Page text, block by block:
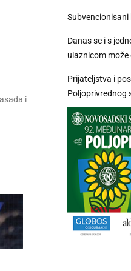
i
Danas se i s
ulaznicom
Prijateljstva i
Poljoprivrednog